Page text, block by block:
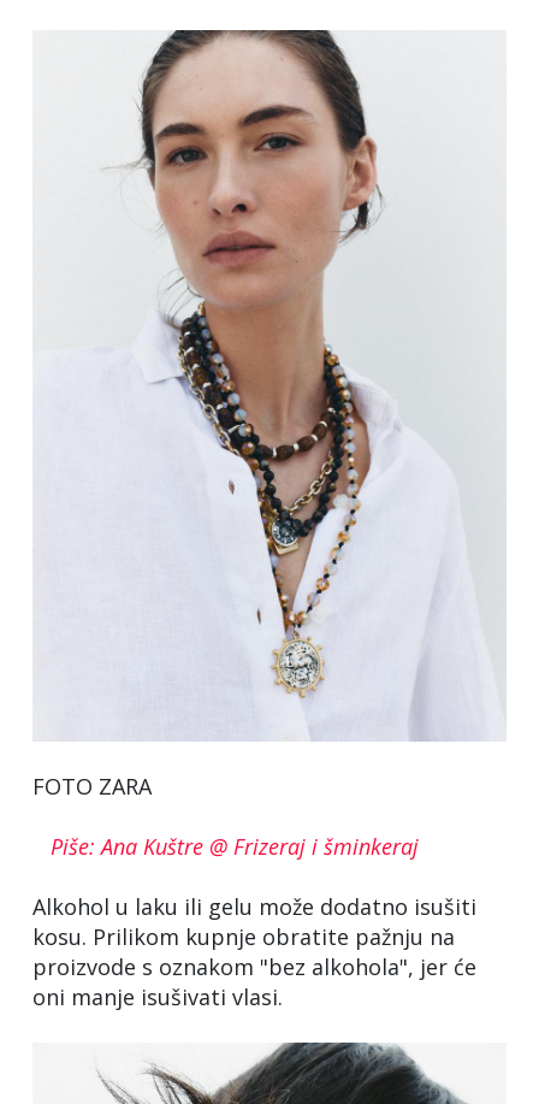
FOTO ZARA
Piše: Ana Kuštre @ Frizeraj i šminkeraj
Alkohol u laku ili gelu može dodatno isušiti
kosu. Prilikom kupnje obratite pažnju na
proizvode s oznakom "bez alkohola", jer će
oni manje isušivati vlasi.